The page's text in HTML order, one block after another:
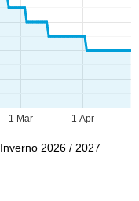
1 Mar 1 Apr
Inverno 2026 / 2027